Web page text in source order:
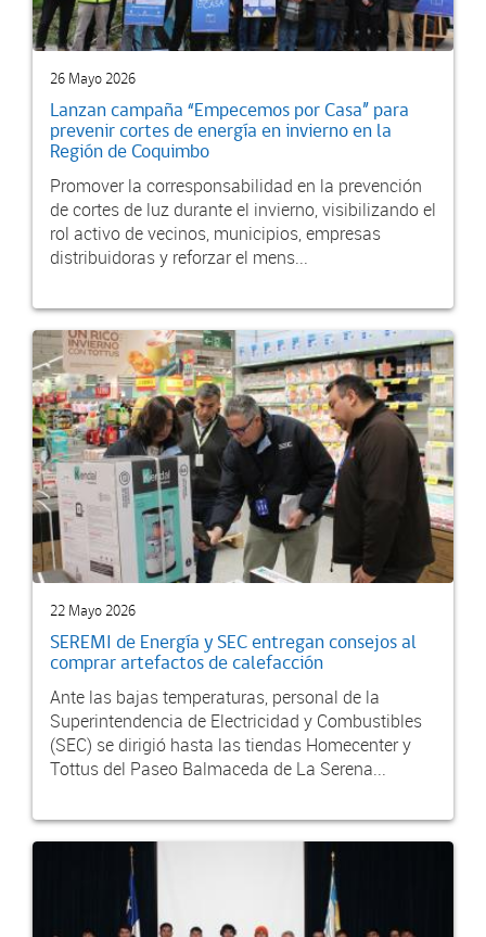
26 Mayo 2026
Lanzan campaña “Empecemos por Casa” para
prevenir cortes de energía en invierno en la
Región de Coquimbo
Promover la corresponsabilidad en la prevención
de cortes de luz durante el invierno, visibilizando el
rol activo de vecinos, municipios, empresas
distribuidoras y reforzar el mens...
22 Mayo 2026
SEREMI de Energía y SEC entregan consejos al
comprar artefactos de calefacción
Ante las bajas temperaturas, personal de la
Superintendencia de Electricidad y Combustibles
(SEC) se dirigió hasta las tiendas Homecenter y
Tottus del Paseo Balmaceda de La Serena...